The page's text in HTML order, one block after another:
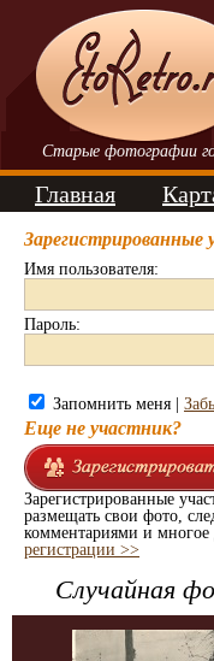
Старые фотографии
Главная
Зарегистрированные
Имя пользователя:
Пароль:
Запомнить меня |
Еще не участник?
Зарегистрированные
размещать свои фото,
комментариями и многое
регистрации >>
Случайная